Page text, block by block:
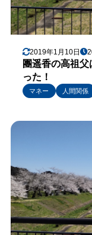
2019年1月10日
團遥香の高祖
った！
マネー 人間関係